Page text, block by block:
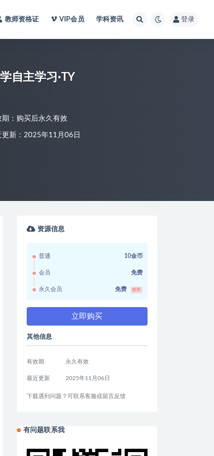
教师资格证 VIP会员 学科资讯 登录
自主学习·TY
期：购买后永久有效
更新：2025年11月06日
资源信息
普通 10金币
会员 免费
永久会员 免费 推荐
立即购买
其他信息
有效期 永久有效
最近更新 2025年11月06日
下载遇到问题？可联系客服或留言反馈
有问题联系我